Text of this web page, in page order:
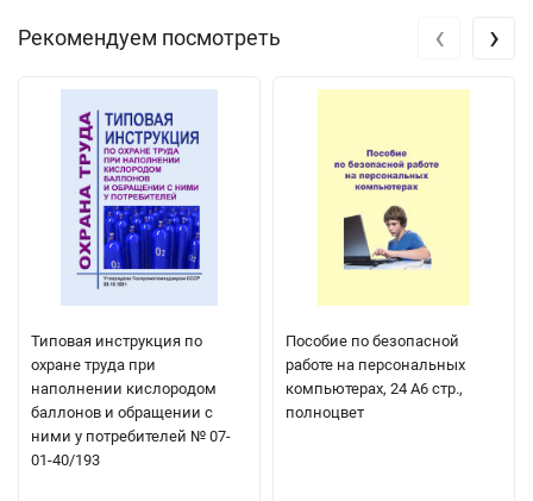
Рекомендуем посмотреть
Типовая инструкция по
охране труда при
наполнении кислородом
баллонов и обращении с
ними у потребителей № 07-
01-40/193
Пособие по безопасной
работе на персональных
компьютерах, 24 А6 стр.,
полноцвет
‹ ›